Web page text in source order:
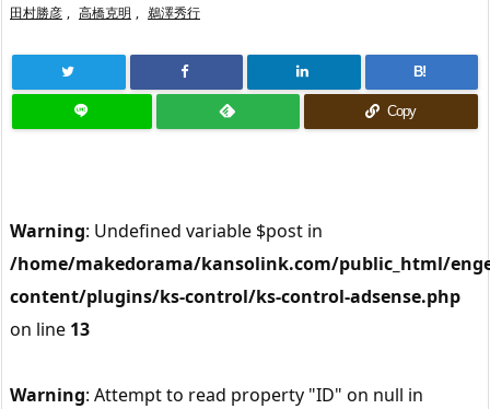
田村勝彦 , 高橋克明 , 鵜澤秀行
B!
Copy
Warning: Undefined variable $post in
/home/makedorama/kansolink.com/public_html/
content/plugins/ks-control/ks-control-adsense.php
on line 13
Warning: Attempt to read property "ID" on null in